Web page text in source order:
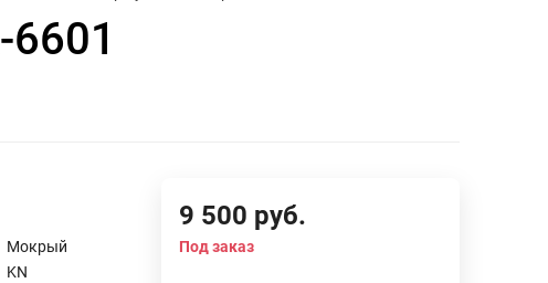
Мокрый
KN
9 500 руб.
Под заказ